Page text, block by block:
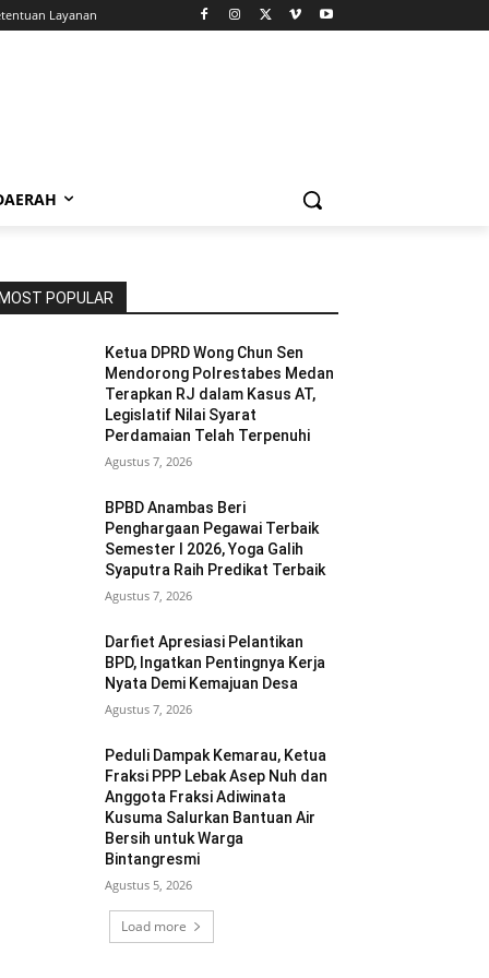
Layanan
POPULAR
Ketua DPRD Wong Chun Sen
Mendorong Polrestabes Medan
Terapkan RJ dalam Kasus AT,
Legislatif Nilai Syarat
Perdamaian Telah Terpenuhi
Agustus 7, 2026
BPBD Anambas Beri
Penghargaan Pegawai Terbaik
Semester I 2026, Yoga Galih
Syaputra Raih Predikat Terbaik
Agustus 7, 2026
Darfiet Apresiasi Pelantikan
BPD, Ingatkan Pentingnya Kerja
Nyata Demi Kemajuan Desa
Agustus 7, 2026
Peduli Dampak Kemarau, Ketua
Fraksi PPP Lebak Asep Nuh dan
Anggota Fraksi Adiwinata
Kusuma Salurkan Bantuan Air
Bersih untuk Warga
Bintangresmi
Agustus 5, 2026
Load more